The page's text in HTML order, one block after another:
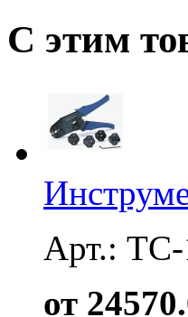
С этим
Арт.: TC-
от